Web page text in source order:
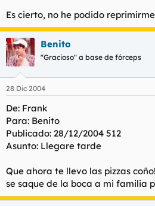
sabreman, quiero un hijo tuyo.
¿cuando me lo vas a hacer?
Toma mi msn:
xxxxxxxx@hotmail.com
Haz clic para
JUAS
No reniegues de tus sentimientos,
Díselo a ellos para que me cran
Es cierto, no he podido reprimirme
Benito
"Gracioso" a base de fórceps
28 Dic 2004
De: Frank
Para: Benito
Publicado: 28/12/2004 512
Asunto: Llegare tarde
Que ahora te llevo las pizzas
se saque de la boca a mi familia